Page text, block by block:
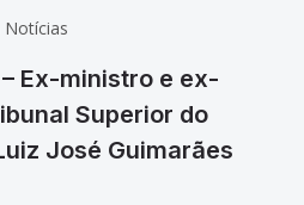
Notícias
– Ex-ministro e ex-
Superior do
José Guimarães